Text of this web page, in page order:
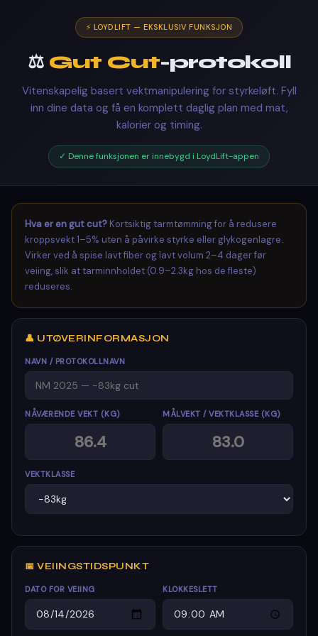
⚡ LOYDLIFT — EKSKLUSIV FUNKSJON
⚖️ Gut Cut-protokoll
Vitenskapelig basert vektmanipulering for styrkeløft. Fyll
inn dine data og få en komplett daglig plan med mat,
kalorier og timing.
✓ Denne funksjonen er innebygd i LoydLift-appen
Hva er en gut cut?Kortsiktig tarmtømming for å redusere
kroppsvekt 1–5% uten å påvirke styrke eller glykogenlagre.
Virker ved å spise lavt fiber og lavt volum 2–4 dager før
veiing, slik at tarminnholdet (0.9–2.3kg hos de fleste)
reduseres.
👤 UTØVERINFORMASJON
NAVN / PROTOKOLLNAVN
NÅVÆRENDE VEKT (KG) MÅLVEKT / VEKTKLASSE (KG)
VEKTKLASSE
📅 VEIINGSTIDSPUNKT
DATO FOR VEIING KLOKKESLETT